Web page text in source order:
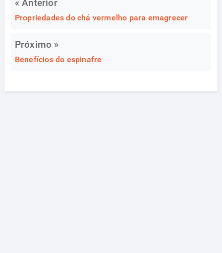
« Anterior
Propriedades do chá vermelho para emagrecer
Próximo »
Benefícios do espinafre